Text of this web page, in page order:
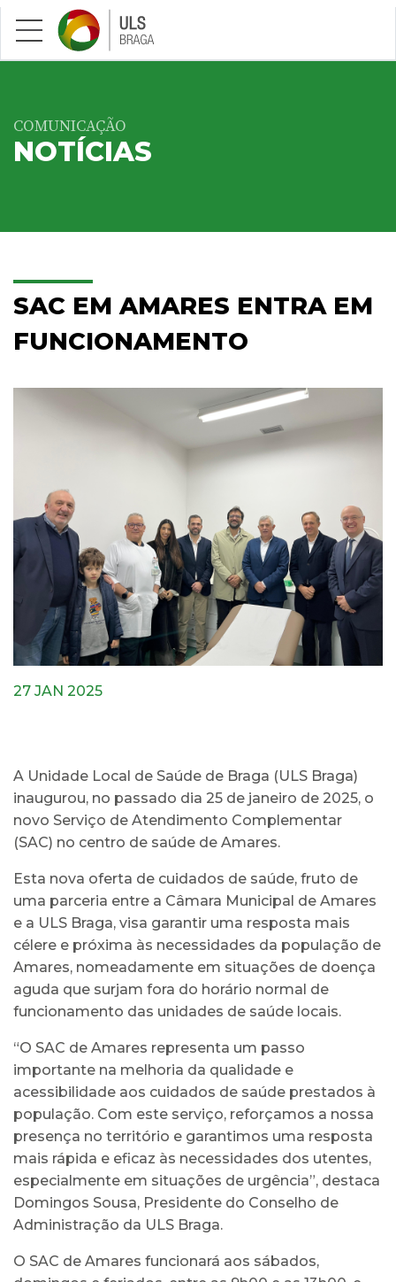
Saltar para conteúdo principal
COMUNICAÇÃO
NOTÍCIAS
SAC EM AMARES ENTRA EM
FUNCIONAMENTO
27 JAN 2025
A Unidade Local de Saúde de Braga (ULS Braga)
inaugurou, no passado dia 25 de janeiro de 2025, o
novo Serviço de Atendimento Complementar
(SAC) no centro de saúde de Amares.
Esta nova oferta de cuidados de saúde, fruto de
uma parceria entre a Câmara Municipal de Amares
e a ULS Braga, visa garantir uma resposta mais
célere e próxima às necessidades da população de
Amares, nomeadamente em situações de doença
aguda que surjam fora do horário normal de
funcionamento das unidades de saúde locais.
“O SAC de Amares representa um passo
importante na melhoria da qualidade e
acessibilidade aos cuidados de saúde prestados à
população. Com este serviço, reforçamos a nossa
presença no território e garantimos uma resposta
mais rápida e eficaz às necessidades dos utentes,
especialmente em situações de urgência”, destaca
Domingos Sousa, Presidente do Conselho de
Administração da ULS Braga.
O SAC de Amares funcionará aos sábados,